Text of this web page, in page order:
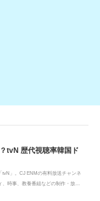
tvN 歴代視聴率韓国ド
tvN」。CJ ENMの有料放送チャンネ
、時事、教養番組などの制作・放